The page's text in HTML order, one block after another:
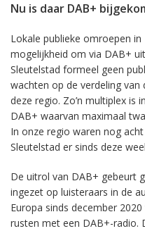
Nu is daar DAB+
Lokale publieke omroepen
mogelijkheid om via DAB+
Sleutelstad formeel geen
wachten op de verdeling
deze regio. Zo’n multiplex is
DAB+ waarvan maximaal
In onze regio waren nog
Sleutelstad er sinds deze
De uitrol van DAB+ gebeurt
ingezet op luisteraars in de
Europa sinds december
rusten met een DAB+-radio.